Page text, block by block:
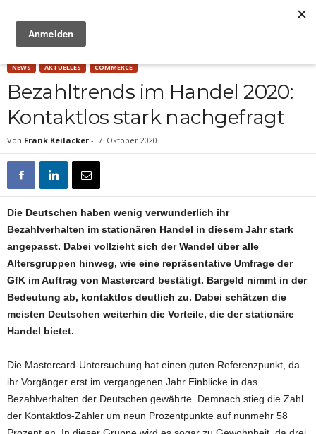
NEWS AKTUELLES COMMERCE
Bezahltrends im Handel 2020:
Kontaktlos stark nachgefragt
Von Frank Keilacker - 7. Oktober 2020
Die Deutschen haben wenig verwunderlich ihr
Bezahlverhalten im stationären Handel in diesem Jahr stark
angepasst. Dabei vollzieht sich der Wandel über alle
Altersgruppen hinweg, wie eine repräsentative Umfrage der
GfK im Auftrag von Mastercard bestätigt. Bargeld nimmt in der
Bedeutung ab, kontaktlos deutlich zu. Dabei schätzen die
meisten Deutschen weiterhin die Vorteile, die der stationäre
Handel bietet.
Die Mastercard-Untersuchung hat einen guten Referenzpunkt, da
ihr Vorgänger erst im vergangenen Jahr Einblicke in das
Bezahlverhalten der Deutschen gewährte. Demnach stieg die Zahl
der Kontaktlos-Zahler um neun Prozentpunkte auf nunmehr 58